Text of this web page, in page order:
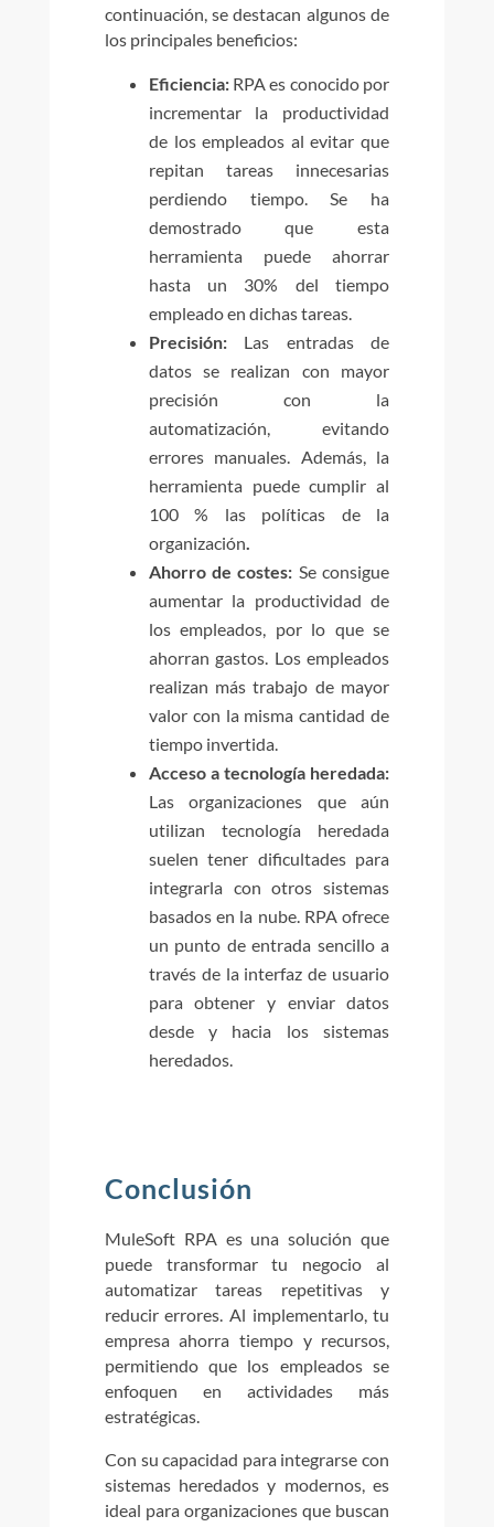
continuación, se destacan algunos de
los principales beneficios:
Eficiencia:RPA es conocido por
incrementar la productividad
de los empleados al evitar que
repitan tareas innecesarias
perdiendo tiempo. Se ha
demostrado que esta
herramienta puede ahorrar
hasta un 30% del tiempo
empleado en dichas tareas.
Precisión: Las entradas de
datos se realizan con mayor
precisión con la
automatización, evitando
errores manuales. Además, la
herramienta puede cumplir al
100 % las políticas de la
organización.
Ahorro de costes: Se consigue
aumentar la productividad de
los empleados, por lo que se
ahorran gastos. Los empleados
realizan más trabajo de mayor
valor con la misma cantidad de
tiempo invertida.
Acceso a tecnología heredada:
Las organizaciones que aún
utilizan tecnología heredada
suelen tener dificultades para
integrarla con otros sistemas
basados en la nube. RPA ofrece
un punto de entrada sencillo a
través de la interfaz de usuario
para obtener y enviar datos
desde y hacia los sistemas
heredados.
Conclusión
MuleSoft RPA es una solución que
puede transformar tu negocio al
automatizar tareas repetitivas y
reducir errores. Al implementarlo, tu
empresa ahorra tiempo y recursos,
permitiendo que los empleados se
enfoquen en actividades más
estratégicas.
Con su capacidad para integrarse con
sistemas heredados y modernos, es
ideal para organizaciones que buscan